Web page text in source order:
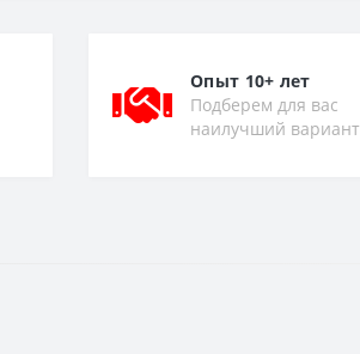
Опыт 10+ лет
Подберем для вас
наилучший вариант